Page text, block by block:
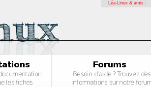
Léa-Linux & amis :